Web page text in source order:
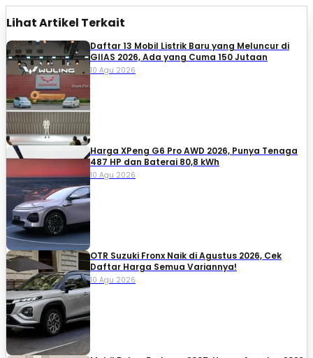
Lihat Artikel Terkait
Daftar 13 Mobil Listrik Baru yang Meluncur di
GIIAS 2026, Ada yang Cuma 150 Jutaan
10 Agu 2026
Harga XPeng G6 Pro AWD 2026, Punya Tenaga
487 HP dan Baterai 80,8 kWh
10 Agu 2026
OTR Suzuki Fronx Naik di Agustus 2026, Cek
Daftar Harga Semua Variannya!
10 Agu 2026